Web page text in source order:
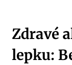
Zdravé
lepku: